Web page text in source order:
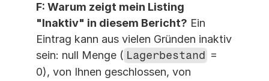
F: Warum zeigt mein Listing
"Inaktiv" in diesem Bericht? Ein
Eintrag kann aus vielen Gründen inaktiv
sein: null Menge ( Lagerbestand =
0), von Ihnen geschlossen, von